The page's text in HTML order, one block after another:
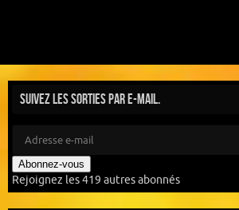
Suivez les sorties par e-mail.
Abonnez-vous
Rejoignez les 419 autres abonnés